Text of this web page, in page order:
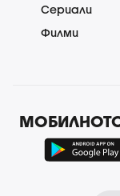
Сериали
Филми
МОБИЛНОТО